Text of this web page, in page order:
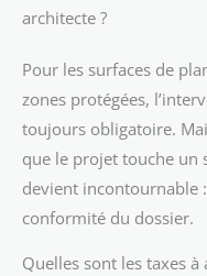
architecte ?
Pour les surfaces de
zones protégées,
toujours obligatoire.
que le projet touche un
devient incontournable
conformité du dossier.
Quelles sont les taxes